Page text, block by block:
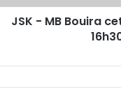
JSK - MB Bouira